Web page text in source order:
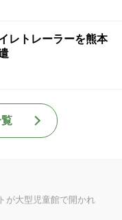
レトレーラーを熊本
が大型児童館で開かれ